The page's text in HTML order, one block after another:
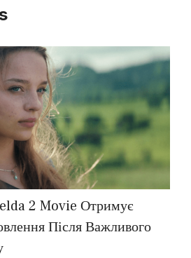
2 Movie Отримує
Після Важливого